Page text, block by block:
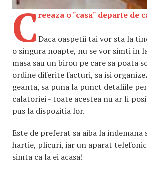
Creeaza o "casa" departe de
Daca oaspetii tai vor sta la
o singura noapte, nu se vor simti in
masa sau un birou pe care sa poata
ordine diferite facturi, sa isi
geanta, sa puna la punct detaliile
calatoriei - toate acestea nu ar fi
pus la dispozitia lor.
Este de preferat sa aiba la indemana
hartie, plicuri, iar un aparat telefonic
simta ca la ei acasa!